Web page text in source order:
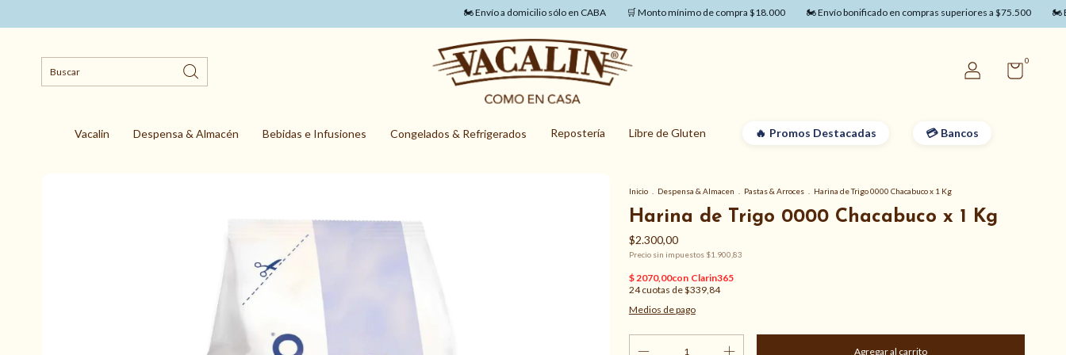
🏍️ Envío a domicilio sólo en CABA 🛒 Monto mínimo de compra $18.000 🏍️ Envío bonificado en compras superiores a $75.500 🏍️ Envío
0
Vacalin Despensa & Almacén Bebidas e Infusiones Congelados & Refrigerados Repostería Libre de Gluten Promos Destacadas Bancos
Inicio Despensa & Almacen Pastas & Arroces Harina de Trigo 0000 Chacabuco x 1 Kg
Harina de Trigo 0000 Chacabuco x 1 Kg
$2.300,00
Precio sin impuestos $1.900,83
24 cuotas de$339,84
Medios de pago